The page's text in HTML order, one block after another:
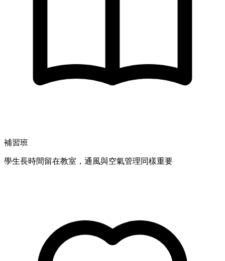
補習班
學生長時間留在教室，通風與空氣管理同樣重要